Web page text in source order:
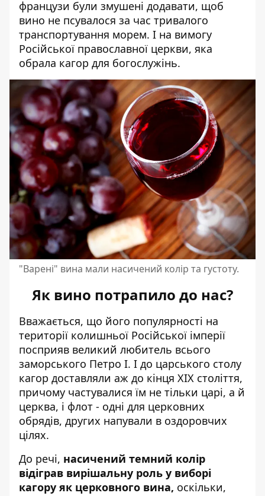
французи були змушені додавати, щоб
вино не псувалося за час тривалого
транспортування морем. І на вимогу
Російської православної церкви, яка
обрала кагор для богослужінь.
"Варені" вина мали насичений колір та густоту.
Як вино потрапило до нас?
Вважається, що його популярності на
території колишньої Російської імперії
посприяв великий любитель всього
заморського Петро I. І до царського столу
кагор доставляли аж до кінця XIX століття,
причому частувалися їм не тільки царі, а й
церква, і флот - одні для церковних
обрядів, других напували в оздоровчих
цілях.
До речі, насичений темний колір
відіграв вирішальну роль у виборі
кагору як церковного вина, оскільки,